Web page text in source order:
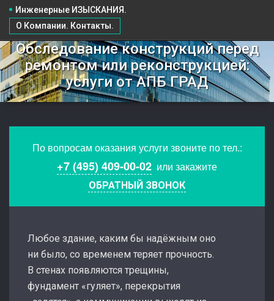
Инженерные ИЗЫСКАНИЯ.
О Компании. Контакты.
Обследование конструкций перед
ремонтом или реконструкцией:
услуги от АПБ ГРАД
По вопросам оказания услуги звоните по тел.:
+7 (495) 409-00-02 или закажите
ОБРАТНЫЙ ЗВОНОК
Любое здание, каким бы надёжным оно
ни было, со временем теряет прочность.
В стенах появляются трещины,
фундамент «гуляет», перекрытия